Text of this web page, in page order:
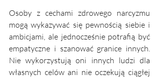
Osoby z cechami zdrowego narcyzmu
mogą wykazywać się pewnością siebie i
ambicjami, ale jednocześnie potrafią być
empatyczne i szanować granice innych.
Nie wykorzystują oni innych ludzi dla
własnych celów ani nie oczekują ciągłej